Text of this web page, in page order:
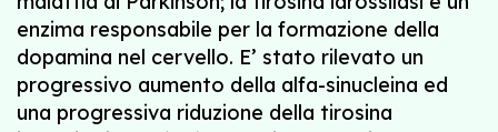
enzima responsabile per la formazione della
dopamina nel cervello. E’ stato rilevato un
progressivo aumento della alfa-sinucleina ed
una progressiva riduzione della tirosina